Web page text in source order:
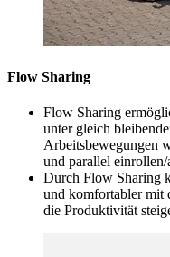
Flow Sharing
Flow Sharing
unter gleich
Arbeitsbewegungen
und parallel
Durch Flow Sharing
und komfortabler mit
die Produktivität